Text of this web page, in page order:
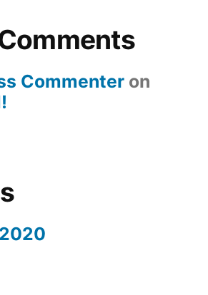
Commenter on